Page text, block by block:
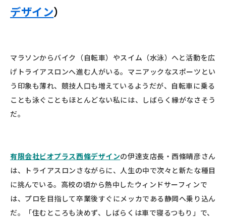
デザイン）
マラソンからバイク（自転車）やスイム（水泳）へと活動を広
げトライアスロンへ進む人がいる。マニアックなスポーツとい
う印象も薄れ、競技人口も増えているようだが、自転車に乗る
ことも泳ぐこともほとんどない私には、しばらく縁がなさそう
だ。
有限会社ビオプラス西條デザインの伊達支店長・西條晴彦さん
は、トライアスロンさながらに、人生の中で次々と新たな種目
に挑んでいる。高校の頃から熱中したウィンドサーフィンで
は、プロを目指して卒業後すぐにメッカである静岡へ乗り込ん
だ。「住むところも決めず、しばらくは車で寝るつもり」で、